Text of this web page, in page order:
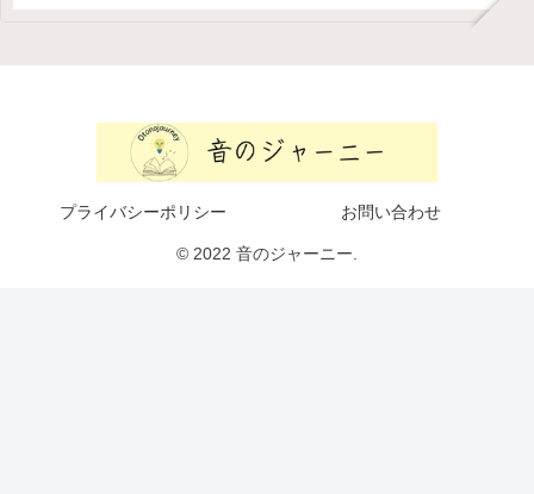
プライバシーポリシー お問い合わせ
© 2022 音のジャーニー.